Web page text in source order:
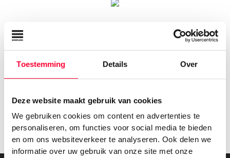
Toestemming Details Over
Deze website maakt gebruik van cookies
We gebruiken cookies om content en advertenties te
personaliseren, om functies voor social media te bieden
en om ons websiteverkeer te analyseren. Ook delen we
informatie over uw gebruik van onze site met onze